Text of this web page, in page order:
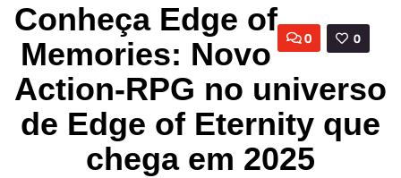
0
0
Conheça Edge of
Memories: Novo
Action-RPG no universo
de Edge of Eternity que
chega em 2025